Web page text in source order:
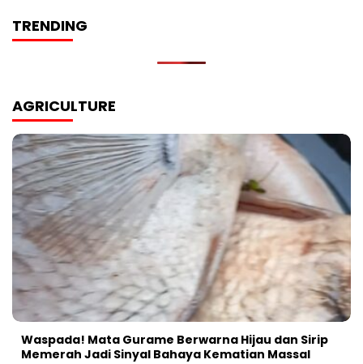
TRENDING
AGRICULTURE
Waspada! Mata Gurame Berwarna Hijau dan Sirip
Memerah Jadi Sinyal Bahaya Kematian Massal